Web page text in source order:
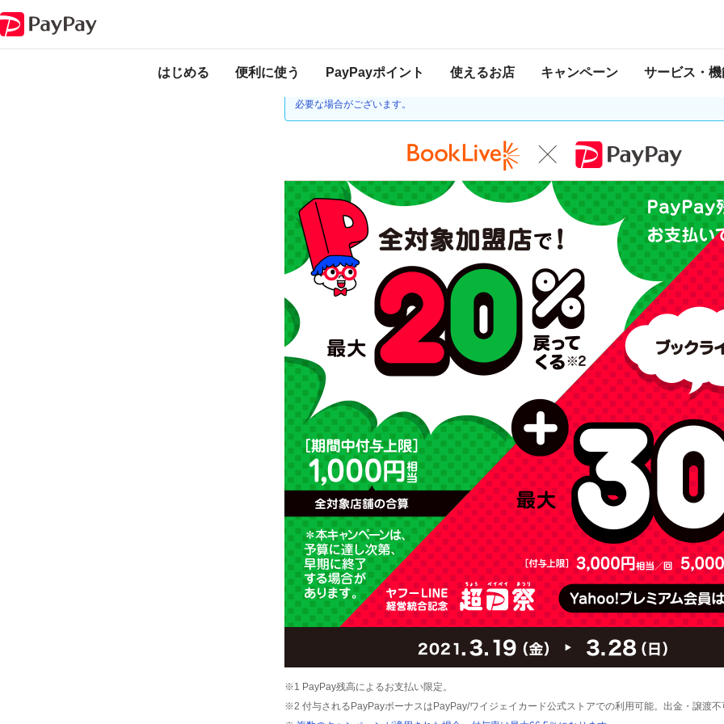
はじめる 便利に使う PayPayポイント 使えるお店 キャンペーン サービス・
ります。
必要な場合がございます。
※1 PayPay残高によるお支払い限定。
※2 付与されるPayPayボーナスはPayPay/ワイジェイカード公式ストアでの利用可能。出金・譲渡不